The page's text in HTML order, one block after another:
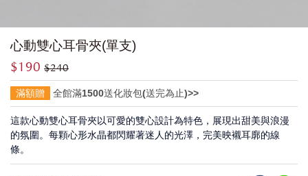
心動雙心耳骨夾(單支)
$190 $240
滿額贈 全館滿1500送化妝包(送完為止)>>
這款心動雙心耳骨夾以可愛的雙心設計為特色，展現出甜美與浪漫
的氛圍。每顆心形水晶都閃耀著迷人的光澤，完美映襯耳廓的線
條。